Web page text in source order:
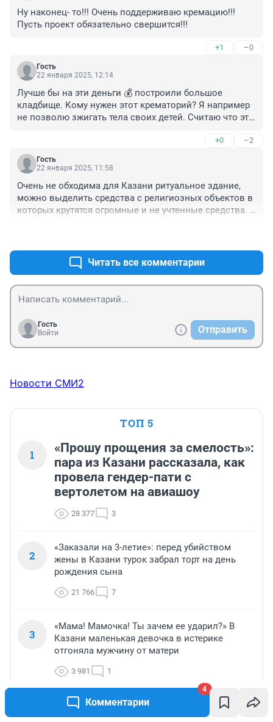
Комментарии
4
Ну наконец- то!!! Очень поддерживаю кремацию!!!
Пусть проект обязательно свершится!!!
+1 –0
Гость
22 января 2025, 12:14
Лучше бы на эти деньги 💰 построили большое
кладбище. Кому нужен этот крематорий? Я например
не позволю зжигать тела своих детей. Считаю что это
+0 –2
Гость
22 января 2025, 11:58
Очень не обходима для Казани ритуальное здание,
можно выделить средства с религиозных объектов в
которых крутятся огромные и не учтенные средства.
Читать все комментарии
Гость
Войти
Отправить
Новости СМИ2
ТОП 5
1
«Прошу прощения за смелость»:
пара из Казани рассказала, как
провела гендер-пати с
вертолетом на авиашоу
28 377 3
2
«Заказали на 3-летие»: перед убийством
жены в Казани турок забрал торт на день
рождения сына
21 766 7
3
«Мама! Мамочка! Ты зачем ее ударил?» В
Казани маленькая девочка в истерике
отгоняла мужчину от матери
3 981 1
Сколько комнат и миллионов нужно
казанцам для счастья? Изучили запросы на